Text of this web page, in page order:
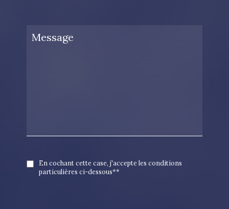
En cochant cette case, j'accepte les conditions
particulières ci-dessous**